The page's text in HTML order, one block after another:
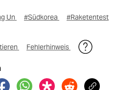
Un #Südkorea #Raketentest
Fehlerhinweis